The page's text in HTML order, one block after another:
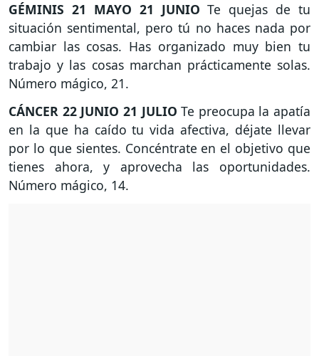
GÉMINIS 21 MAYO 21 JUNIO Te quejas de tu
situación sentimental, pero tú no haces nada por
cambiar las cosas. Has organizado muy bien tu
trabajo y las cosas marchan prácticamente solas.
Número mágico, 21.
CÁNCER 22 JUNIO 21 JULIO Te preocupa la apatía
en la que ha caído tu vida afectiva, déjate llevar
por lo que sientes. Concéntrate en el objetivo que
tienes ahora, y aprovecha las oportunidades.
Número mágico, 14.